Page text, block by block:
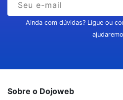
Ainda com dúvidas? Ligue ou
Sobre o Dojoweb